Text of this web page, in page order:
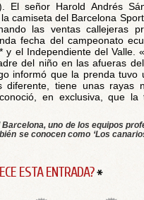
El señor Harold Andrés
camiseta del Barcelona
las ventas callejeras
fecha del campeonato
y el Independiente del Valle.
del niño en las afueras
informó que la prenda tuvo
tiene unas rayas
en exclusiva, que la
uno de los equipos
se conocen como ‘Los
ESTA ENTRADA?